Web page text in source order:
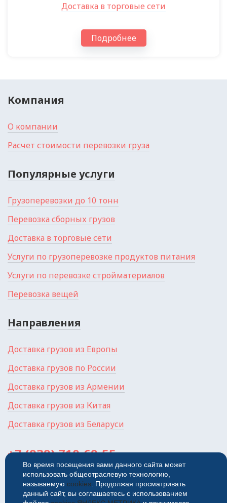
Доставка в торговые сети
Подробнее
Компания
О компании
Расчет стоимости перевозки груза
Популярные услуги
Грузоперевозки до 10 тонн
Перевозка сборных грузов
Доставка в торговые сети
Услуги по грузоперевозке продуктов питания
Услуги по перевозке стройматериалов
Перевозка вещей
Направления
Доставка грузов из Европы
Доставка грузов по России
Доставка грузов из Армении
Доставка грузов из Китая
Доставка грузов из Беларуси
+7 (939) 710-69-55
Россия, г. Самара, ул.
Красноармейская, 1П
© 2026Политика
Во время посещения вами данного сайта может
использовать общеотраслевую технологию,
называемую cookies . Продолжая просматривать
данный сайт, вы соглашаетесь с использованием